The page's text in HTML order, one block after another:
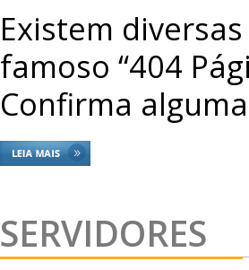
Existem
famoso “404
Confirma
SERVIDORES